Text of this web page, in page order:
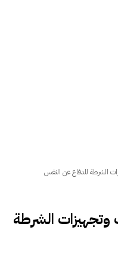
الشرطة للدفاع عن النفس
وتجهيزات الشرطة